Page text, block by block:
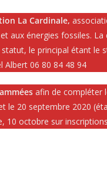
La Cardinale,
aux énergies fossiles.
le principal étant le
Albert 06 80 84 48 94
afin de compléter
le 20 septembre 2020
10 octobre sur